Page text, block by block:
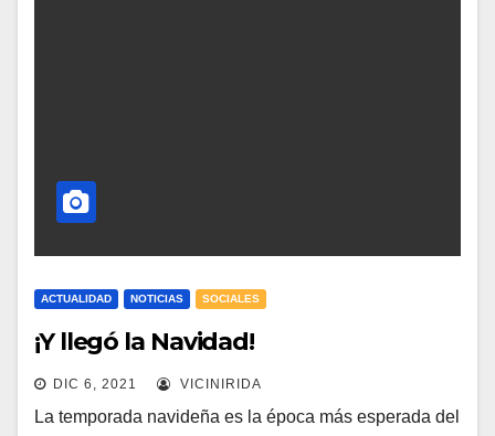
ACTUALIDAD NOTICIAS SOCIALES
¡Y llegó la Navidad!
DIC 6, 2021 VICINIRIDA
La temporada navideña es la época más esperada del